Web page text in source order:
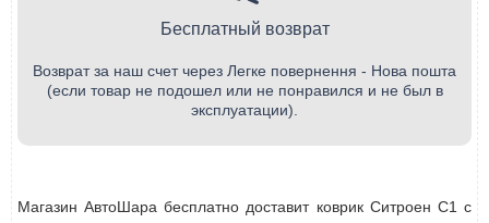
Бесплатный возврат
Возврат за наш счет через Легке повернення - Нова пошта
(если товар не подошел или не понравился и не был в
эксплуатации).
Магазин АвтоШара бесплатно доставит коврик Ситроен С1 с